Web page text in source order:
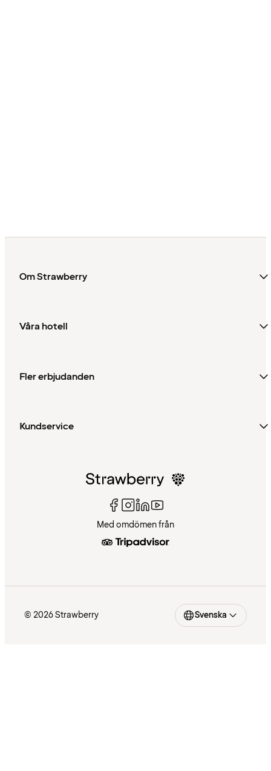
Om Strawberry
Våra hotell
Fler erbjudanden
Kundservice
Med omdömen från
© 2026 Strawberry Svenska